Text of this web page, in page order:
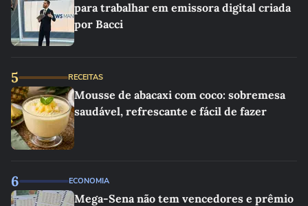
para trabalhar em emissora digital criada
por Bacci
5 RECEITAS
Mousse de abacaxi com coco: sobremesa
saudável, refrescante e fácil de fazer
6 ECONOMIA
Mega-Sena não tem vencedores e prêmio